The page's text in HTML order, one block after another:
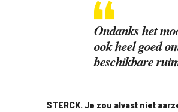
Ondanks het
ook heel goed
beschikbare
STERCK. Je zou alvast niet